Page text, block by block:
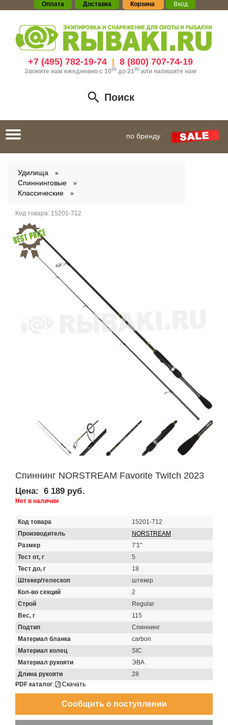
Оплата Доставка Корзина Вход
+7 (495) 782-19-74| 8 (800) 707-74-19
Звоните нам ежедневно с 1000до 21 00 или напишите нам
Поиск
Toggle
navigation
по бренду
Удилища
Спиннинговые
Классические
Код товара: 15201-712
Спиннинг NORSTREAM Favorite Twitch 2023
Цена: 6 189 руб.
Нет в наличии
Код товара
15201-712
Производитель
NORSTREAM
Размер
7'1"
Тест от, г
5
Тест до, г
18
Штекер/телескоп
штекер
Кол-во секций
2
Строй
Regular
Вес, г
115
Подтип
Спиннинг
Материал бланка
carbon
Материал колец
SIC
Материал рукояти
ЭВА
Длина рукояти
28
PDF каталог: Скачать